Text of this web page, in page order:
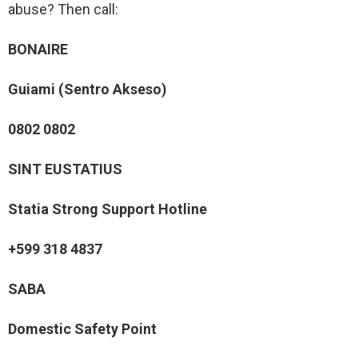
abuse? Then call:
BONAIRE
Guiami (Sentro Akseso)
0802 0802
SINT EUSTATIUS
Statia Strong Support Hotline
+599 318 4837
SABA
Domestic Safety Point